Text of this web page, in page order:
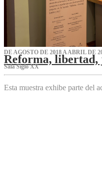
DE AGOSTO DE 2018 A ABRIL DE
Reforma, libertad,
Sala Siglo XX
Esta muestra exhibe parte del